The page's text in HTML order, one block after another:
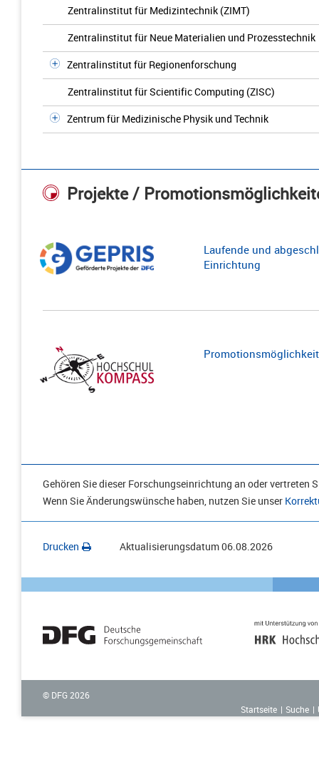
Zentralinstitut für Medizintechnik (ZIMT)
Zentralinstitut für Neue Materialien und Prozesstechnik
Zentralinstitut für Regionenforschung
Zentralinstitut für Scientific Computing (ZISC)
Zentrum für Medizinische Physik und Technik
Projekte /
Laufende und
Einrichtung
Gehören Sie dieser Forschungseinrichtung an oder vertreten
Wenn Sie Änderungswünsche haben, nutzen Sie unser
Drucken Aktualisierungsdatum06.08.2026
© DFG 2026
Startseite
Suche